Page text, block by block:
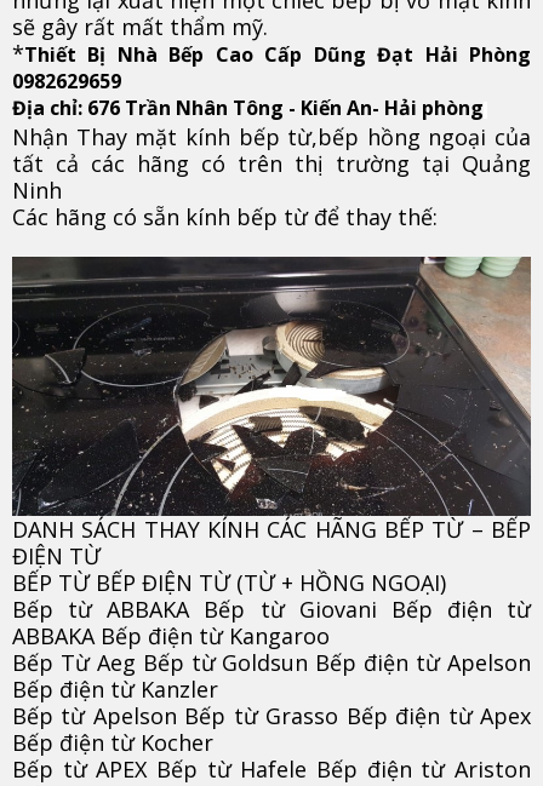
sẽ gây rất mất thẩm mỹ.
*Thiết Bị Nhà Bếp Cao Cấp Dũng Đạt Hải Phòng
0982629659
Địa chỉ: 676 Trần Nhân Tông - Kiến An- Hải phòng
Nhận Thay mặt kính bếp từ,bếp hồng ngoại của
tất cả các hãng có trên thị trường tại Quảng
Ninh
Các hãng có sẵn kính bếp từ để thay thế:
DANH SÁCH THAY KÍNH CÁC HÃNG BẾP TỪ – BẾP
ĐIỆN TỪ
BẾP TỪ BẾP ĐIỆN TỪ (TỪ + HỒNG NGOẠI)
Bếp từ ABBAKA Bếp từ Giovani Bếp điện từ
ABBAKA Bếp điện từ Kangaroo
Bếp Từ Aeg Bếp từ Goldsun Bếp điện từ Apelson
Bếp điện từ Kanzler
Bếp từ Apelson Bếp từ Grasso Bếp điện từ Apex
Bếp điện từ Kocher
Bếp từ APEX Bếp từ Hafele Bếp điện từ Ariston